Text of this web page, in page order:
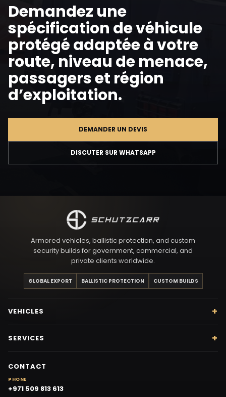
Demandez une
spécification de véhicule
protégé adaptée à votre
route, niveau de menace,
passagers et région
d’exploitation.
DEMANDER UN DEVIS
DISCUTER SUR WHATSAPP
Armored vehicles, ballistic protection, and custom
security builds for government, commercial, and
private clients worldwide.
GLOBAL EXPORT BALLISTIC PROTECTION CUSTOM BUILDS
VEHICLES
SERVICES
CONTACT
PHONE
+971 509 813 613